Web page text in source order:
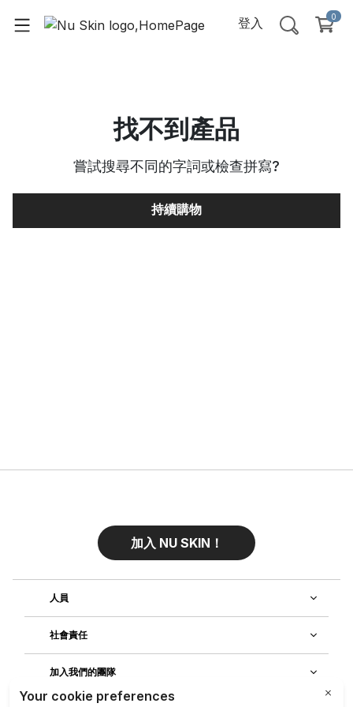
登入 0
找不到產品
嘗試搜尋不同的字詞或檢查拼寫?
持續購物
加入 NU SKIN！
人員
社會責任
加入我們的團隊